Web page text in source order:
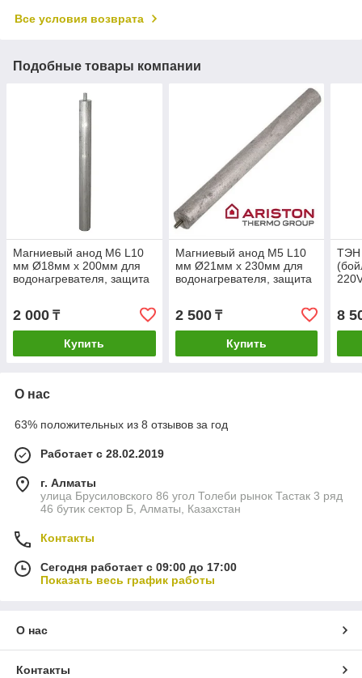
Все условия возврата
Подобные товары компании
Магниевый анод M6 L10
мм Ø18мм x 200мм для
водонагревателя, защита
2 000 ₸
Купить
Магниевый анод M5 L10
мм Ø21мм x 230мм для
водонагревателя, защита
2 500₸
Купить
ТЭН
8
О нас
63% положительных из 8 отзывов за год
Работает с 28.02.2019
г. Алматы
улица Брусиловского 86 угол Толеби рынок Тастак 3 ряд
46 бутик сектор Б, Алматы, Казахстан
Контакты
Сегодня работает с 09:00 до 17:00
Показать весь график работы
О нас
Контакты